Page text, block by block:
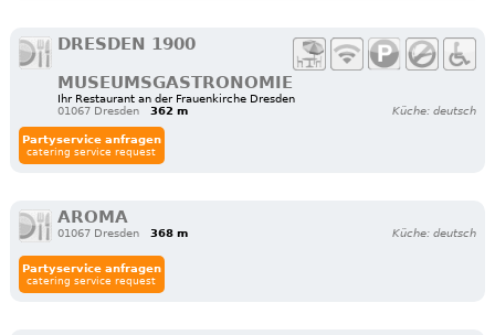
DRESDEN 1900
MUSEUMSGASTRONOMIE
Ihr Restaurant an der Frauenkirche Dresden
01067 Dresden
362 m Küche: deutsch
Partyservice anfragen
catering service request
AROMA
01067 Dresden 368 m Küche: deutsch
Partyservice anfragen
catering service request